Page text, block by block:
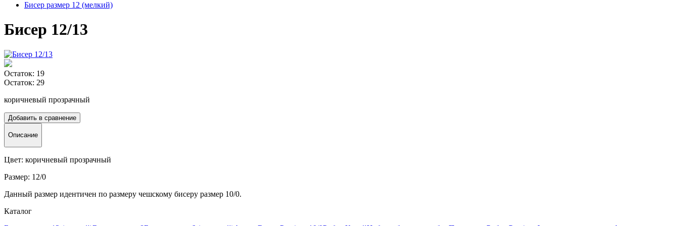
Бисер размер 12 (мелкий)
Бисер 12/13
Остаток: 19
Остаток: 29
коричневый прозрачный
Добавить в сравнение
Описание
Цвет: коричневый прозрачный
Размер: 12/0
Данный размер идентичен по размеру чешскому бисеру размер 10/0.
Каталог